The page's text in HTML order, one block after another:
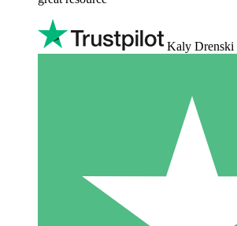
Kaly Drenski